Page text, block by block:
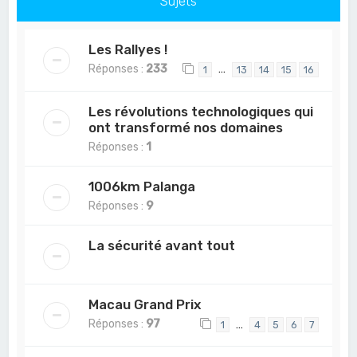
Les Rallyes !
Réponses : 233 1 … 13 14 15 16
Les révolutions technologiques qui
ont transformé nos domaines
Réponses : 1
1006km Palanga
Réponses : 9
La sécurité avant tout
Macau Grand Prix
Réponses : 97 1 … 4 5 6 7